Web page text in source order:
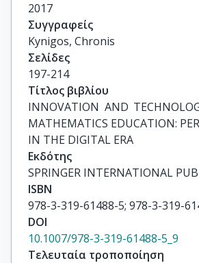
2017
Συγγραφείς
Kynigos, Chronis
Σελίδες
197-214
Τίτλος βιβλίου
INNOVATION AND
MATHEMATICS EDUCATION:
IN THE DIGITAL ERA
Εκδότης
SPRINGER INTERNATIONAL
ISBN
978-3-319-61488-5; 978-3-319-
DOI
10.1007/978-3-319-61488-5_9
Τελευταία τροποποίηση